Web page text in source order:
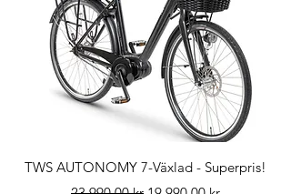
TWS AUTONOMY 7-Växlad - Superpris!
Ordinarie prisReapris